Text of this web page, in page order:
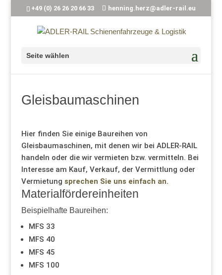
+49 (0) 26 26 20 66 33 henning.herz@adler-rail.eu
Seite wählen
Gleisbaumaschinen
Hier finden Sie einige Baureihen von
Gleisbaumaschinen, mit denen wir bei ADLER-RAIL
handeln oder die wir vermieten bzw. vermitteln. Bei
Interesse am Kauf, Verkauf, der Vermittlung oder
Vermietung sprechen Sie uns einfach an.
Materialfördereinheiten
Beispielhafte Baureihen:
MFS 33
MFS 40
MFS 45
MFS 100